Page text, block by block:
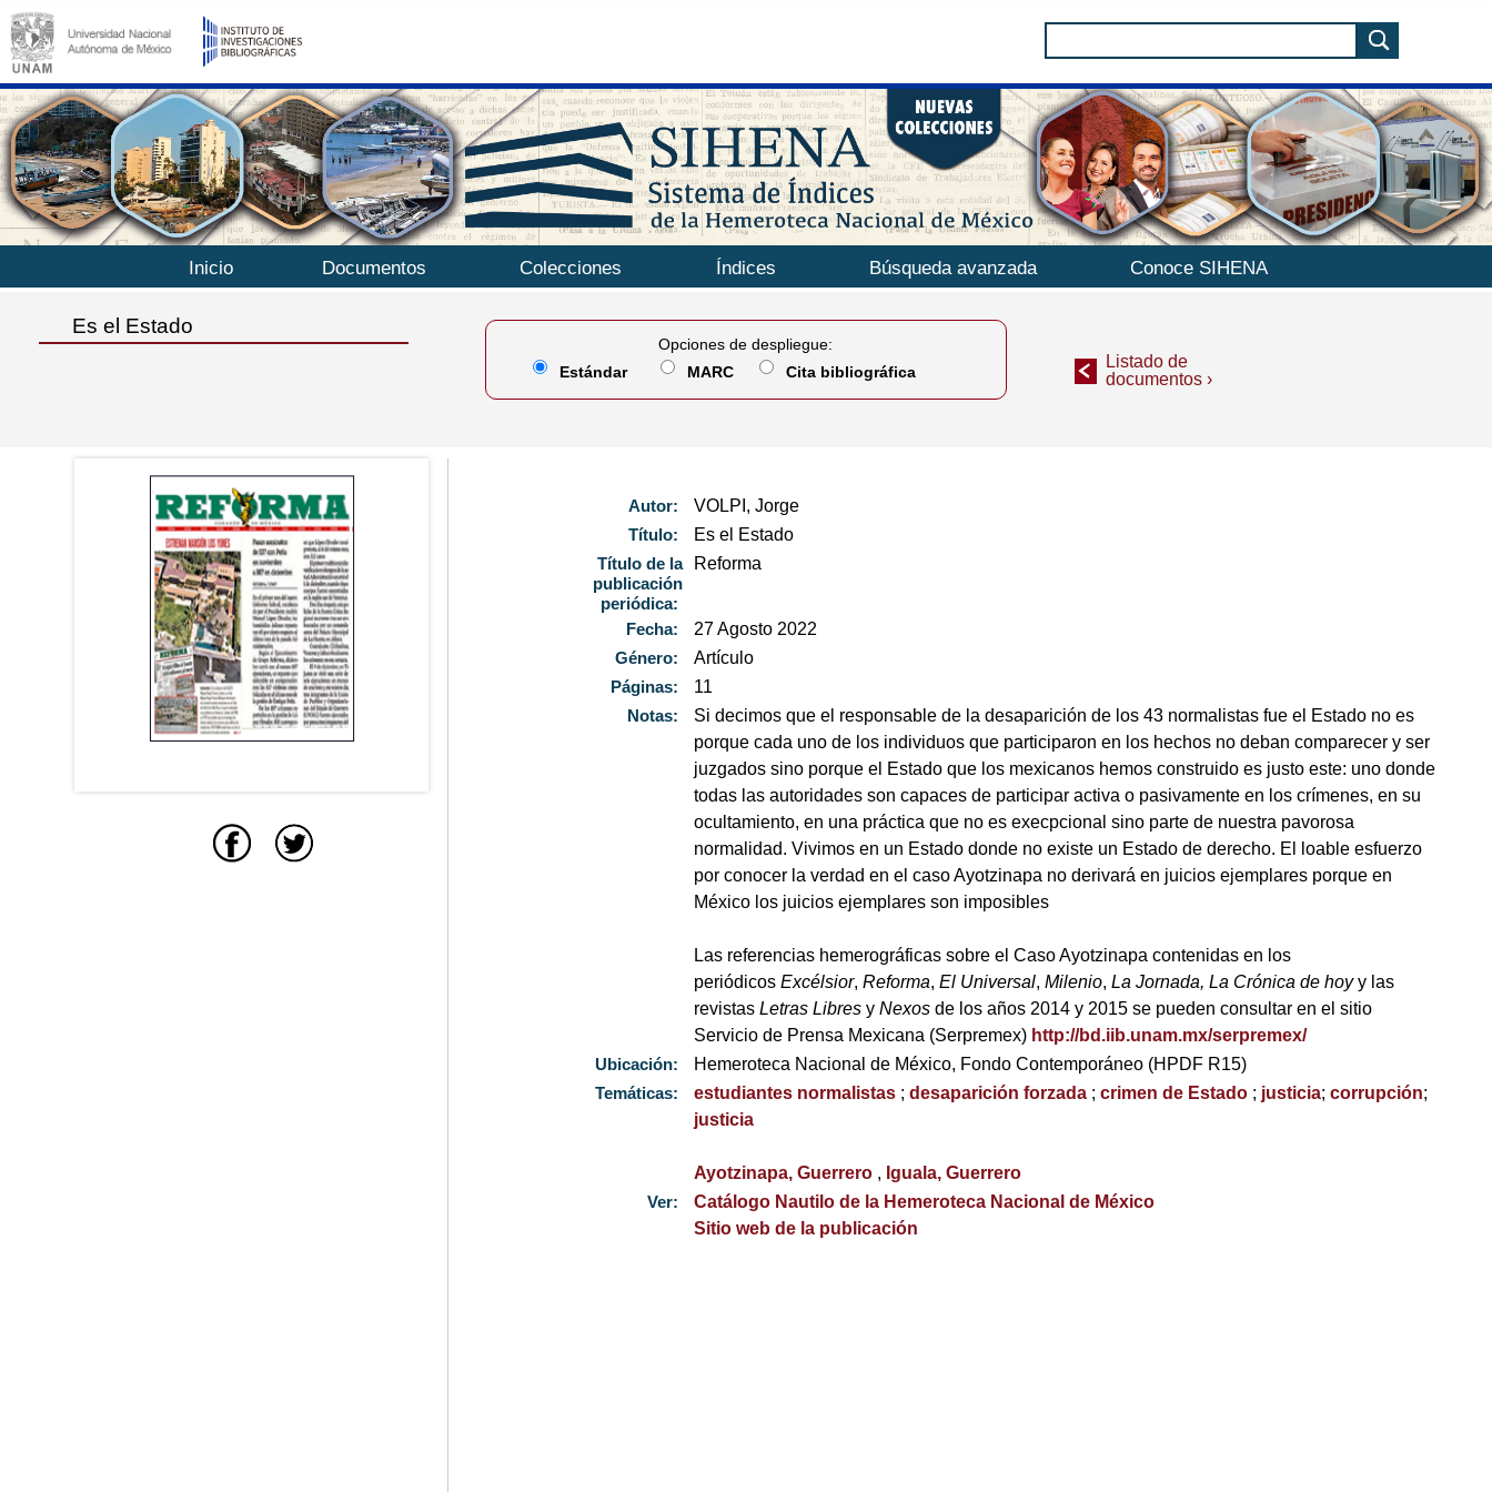
Inicio Documentos Colecciones Índices Búsqueda avanzada Conoce SIHENA
Es el Estado
Listado de
documentos ›
Opciones de despliegue:
Estándar
MARC Cita bibliográfica
Autor:
VOLPI, Jorge
Título:
Es el Estado
Título de la
publicación
periódica:
Reforma
Fecha:
27 Agosto 2022
Género:
Artículo
Páginas:
11
Notas:
Si decimos que el responsable de la desaparición de los 43 normalistas fue el Estado no es
porque cada uno de los individuos que participaron en los hechos no deban comparecer y ser
juzgados sino porque el Estado que los mexicanos hemos construido es justo este: uno donde
todas las autoridades son capaces de participar activa o pasivamente en los crímenes, en su
ocultamiento, en una práctica que no es execpcional sino parte de nuestra pavorosa
normalidad. Vivimos en un Estado donde no existe un Estado de derecho. El loable esfuerzo
por conocer la verdad en el caso Ayotzinapa no derivará en juicios ejemplares porque en
México los juicios ejemplares son imposibles
Las referencias hemerográficas sobre el Caso Ayotzinapa contenidas en los
periódicosExcélsior,Reforma,El Universal,Milenio,La Jornada, La Crónica de hoyy las
revistasLetras Libres yNexos de los años 2014 y 2015 se pueden consultar en el sitio
Servicio de Prensa Mexicana (Serpremex) http://bd.iib.unam.mx/serpremex/
Ubicación:
Hemeroteca Nacional de México, Fondo Contemporáneo (HPDF R15)
Temáticas:
estudiantes normalistas ;desaparición forzada ;crimen de Estado ; justicia;corrupción;
justicia
Ayotzinapa, Guerrero , Iguala, Guerrero
Ver:
Catálogo Nautilo de la Hemeroteca Nacional de México
Sitio web de la publicación